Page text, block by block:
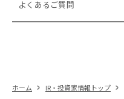
よくあるご質問
ホーム IR・投資家情報トップ